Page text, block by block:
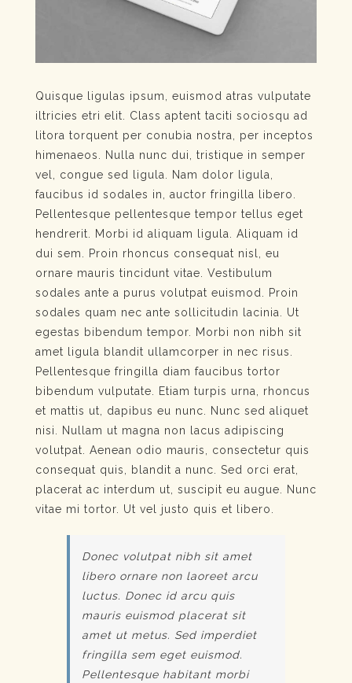
Quisque ligulas ipsum, euismod atras vulputate
iltricies etri elit. Class aptent taciti sociosqu ad
litora torquent per conubia nostra, per inceptos
himenaeos. Nulla nunc dui, tristique in semper
vel, congue sed ligula. Nam dolor ligula,
faucibus id sodales in, auctor fringilla libero.
Pellentesque pellentesque tempor tellus eget
hendrerit. Morbi id aliquam ligula. Aliquam id
dui sem. Proin rhoncus consequat nisl, eu
ornare mauris tincidunt vitae. Vestibulum
sodales ante a purus volutpat euismod. Proin
sodales quam nec ante sollicitudin lacinia. Ut
egestas bibendum tempor. Morbi non nibh sit
amet ligula blandit ullamcorper in nec risus.
Pellentesque fringilla diam faucibus tortor
bibendum vulputate. Etiam turpis urna, rhoncus
et mattis ut, dapibus eu nunc. Nunc sed aliquet
nisi. Nullam ut magna non lacus adipiscing
volutpat. Aenean odio mauris, consectetur quis
consequat quis, blandit a nunc. Sed orci erat,
placerat ac interdum ut, suscipit eu augue. Nunc
vitae mi tortor. Ut vel justo quis et libero.
Donec volutpat nibh sit amet
libero ornare non laoreet arcu
luctus. Donec id arcu quis
mauris euismod placerat sit
amet ut metus. Sed imperdiet
fringilla sem eget euismod.
Pellentesque habitant morbi